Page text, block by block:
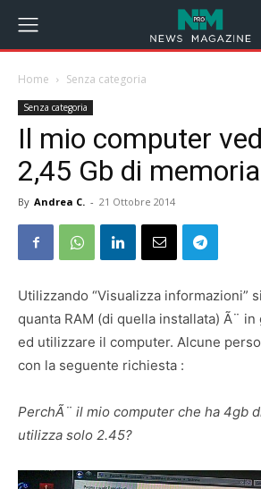
Home Senza categoria
Senza categoria
Il mio computer
2,45 Gb di
By Andrea C. - 21 Ottobre 2014
Utilizzando “Visualizza informazioni”
quanta RAM (di quella installata) Ã¨ in
ed utilizzare il computer. Alcune
con la seguente richiesta :
PerchÃ¨ il mio computer che ha 4gb
utilizza solo 2.45?